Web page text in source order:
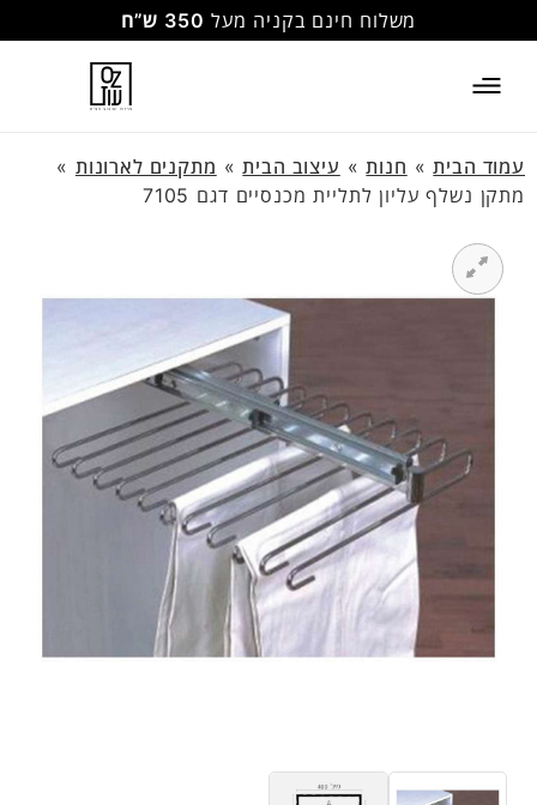
משלוח חינם בקניה מעל 350 ש”ח
עמוד הבית» חנות» עיצוב הבית» מתקנים לארונות »
מתקן נשלף עליון לתליית מכנסיים דגם 7105